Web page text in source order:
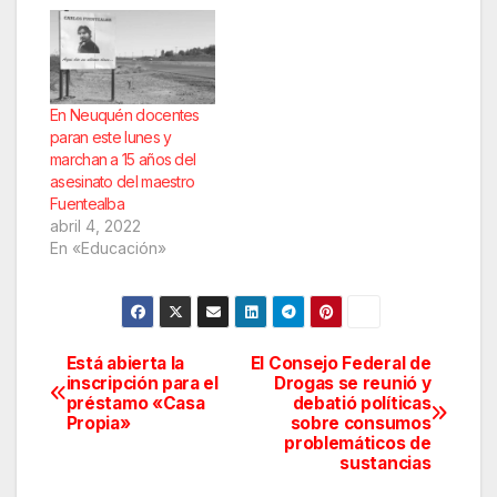
En Neuquén docentes
paran este lunes y
marchan a 15 años del
asesinato del maestro
Fuentealba
abril 4, 2022
En «Educación»
Navegación
de
El Consejo Federal de
Drogas se reunió y
debatió políticas
sobre consumos
problemáticos de
sustancias
Está abierta la
inscripción para el
préstamo «Casa
Propia»